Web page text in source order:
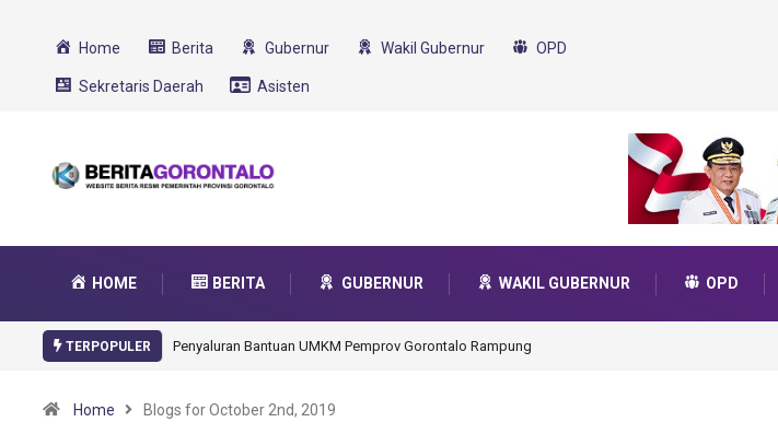
Home Berita Gubernur Wakil Gubernur OPD
Sekretaris Daerah Asisten
HOME BERITA GUBERNUR WAKIL GUBERNUR OPD
TERPOPULER
Penyaluran Bantuan UMKM Pemprov Gorontalo RampungGorontalo Ikut Dukung Program SMA Unggul Garuda
Home Blogs for October 2nd, 2019